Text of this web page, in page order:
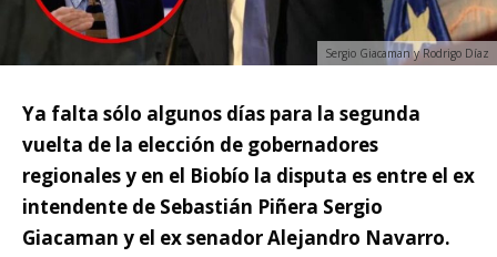
Sergio Giacaman y Rodrigo Díaz
Ya falta sólo algunos días para la segunda
vuelta de la elección de gobernadores
regionales y en el Biobío la disputa es entre el ex
intendente de Sebastián Piñera Sergio
Giacaman y el ex senador Alejandro Navarro.